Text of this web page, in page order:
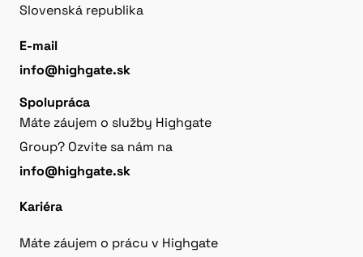
Slovenská republika
E-mail
info@highgate.sk
Spolupráca
Máte záujem o služby Highgate
Group? Ozvite sa nám na
info@highgate.sk
Kariéra
Máte záujem o prácu v Highgate